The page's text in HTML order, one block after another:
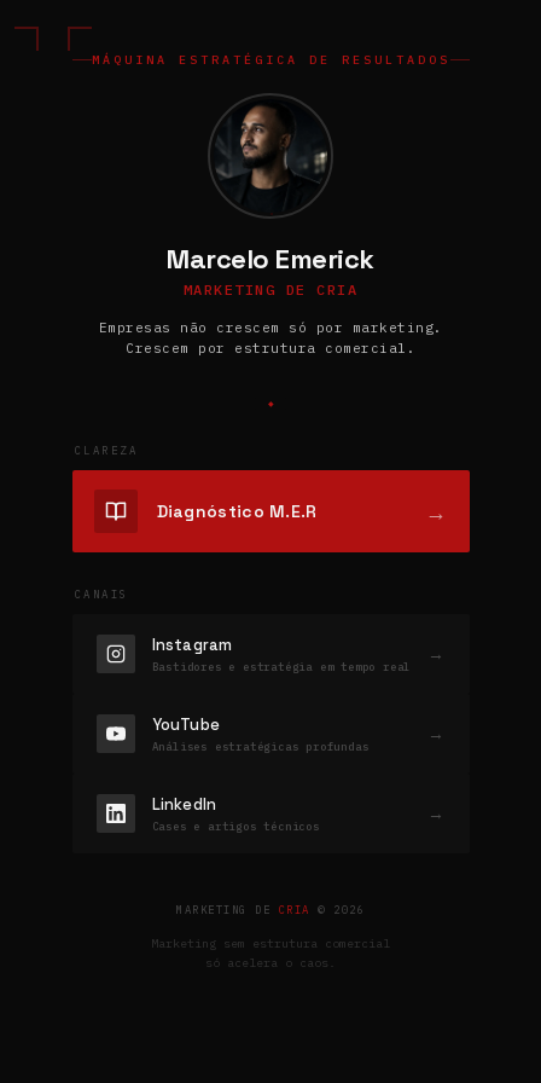
MÁQUINA ESTRATÉGICA DE RESULTADOS
Marcelo Emerick
MARKETING DE CRIA
Empresas não crescem só por marketing.
Crescem por estrutura comercial.
CLAREZA
Diagnóstico M.E.R →
CANAIS
Instagram
Bastidores e estratégia em tempo real
→
YouTube
Análises estratégicas profundas
→
LinkedIn
Cases e artigos técnicos
→
MARKETING DE CRIA © 2026
Marketing sem estrutura comercial
só acelera o caos.